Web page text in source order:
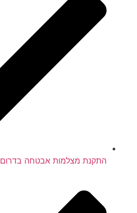
התקנת מצלמות אבטחה בדרום